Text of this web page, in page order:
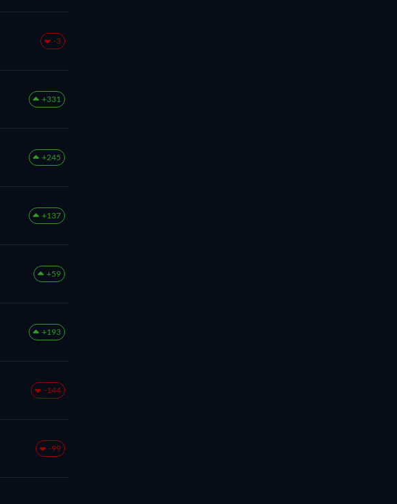
-3
+331
+245
+137
+59
+193
-144
-99